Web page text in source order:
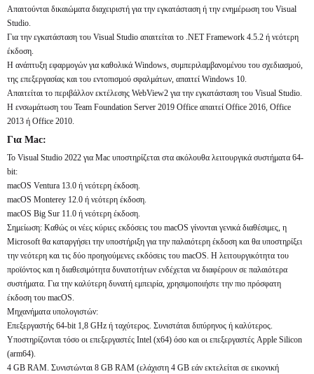
Απαιτούνται δικαιώματα διαχειριστή για την εγκατάσταση ή την ενημέρωση του Visual
Studio.
Για την εγκατάσταση του Visual Studio απαιτείται το .NET Framework 4.5.2 ή νεότερη
έκδοση.
Η ανάπτυξη εφαρμογών για καθολικά Windows, συμπεριλαμβανομένου του σχεδιασμού,
της επεξεργασίας και του εντοπισμού σφαλμάτων, απαιτεί Windows 10.
Απαιτείται το περιβάλλον εκτέλεσης WebView2 για την εγκατάσταση του Visual Studio.
Η ενσωμάτωση του Team Foundation Server 2019 Office απαιτεί Office 2016, Office
2013 ή Office 2010.
Για Mac:
Το Visual Studio 2022 για Mac υποστηρίζεται στα ακόλουθα λειτουργικά συστήματα 64-
bit:
macOS Ventura 13.0 ή νεότερη έκδοση.
macOS Monterey 12.0 ή νεότερη έκδοση.
macOS Big Sur 11.0 ή νεότερη έκδοση.
Σημείωση: Καθώς οι νέες κύριες εκδόσεις του macOS γίνονται γενικά διαθέσιμες, η
Microsoft θα καταργήσει την υποστήριξη για την παλαιότερη έκδοση και θα υποστηρίξει
την νεότερη και τις δύο προηγούμενες εκδόσεις του macOS. Η λειτουργικότητα του
προϊόντος και η διαθεσιμότητα δυνατοτήτων ενδέχεται να διαφέρουν σε παλαιότερα
συστήματα. Για την καλύτερη δυνατή εμπειρία, χρησιμοποιήστε την πιο πρόσφατη
έκδοση του macOS.
Μηχανήματα υπολογιστών:
Επεξεργαστής 64-bit 1,8 GHz ή ταχύτερος. Συνιστάται διπύρηνος ή καλύτερος.
Υποστηρίζονται τόσο οι επεξεργαστές Intel (x64) όσο και οι επεξεργαστές Apple Silicon
(arm64).
4 GB RAM. Συνιστώνται 8 GB RAM (ελάχιστη 4 GB εάν εκτελείται σε εικονική